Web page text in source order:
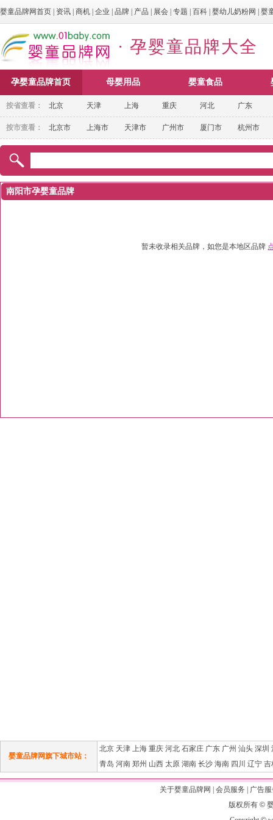
婴童品牌网首页 资讯 商机 企业 品牌 产品 展会 专题 百科 婴幼儿奶粉网 婴
· 孕婴童品牌大全
孕婴童品牌首页 母婴用品 婴童食品
北京 天津 上海 重庆 河北 广东
按省查看：
北京市 上海市 天津市 广州市 厦门市 杭州市
按市查看：
南阳市孕婴童品牌
暂未收录相关品牌，如您是本地区品牌
婴童品牌网旗下城市站：
北京 天津 上海 重庆 河北 石家庄 广东 广州 汕头 深圳
青岛 河南 郑州 山西 太原 湖南 长沙 海南 四川 辽宁 吉
关于婴童品牌网 会员服务
广告
版权所有 ©